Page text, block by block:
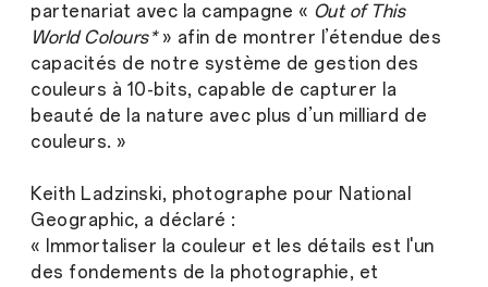
partenariat avec la campagne « Out of This
World Colours* » afin de montrer l’étendue des
capacités de notre système de gestion des
couleurs à 10-bits, capable de capturer la
beauté de la nature avec plus d’un milliard de
couleurs. »
Keith Ladzinski, photographe pour National
Geographic, a déclaré :
« Immortaliser la couleur et les détails est l'un
des fondements de la photographie, et